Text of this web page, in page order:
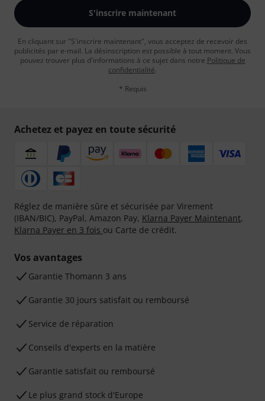
S'inscrire maintenant
En cliquant sur "S'inscrire maintenant", vous acceptez de recevoir des
publicités par e-mail. La désinscription est possible à tout moment. Vous
pouvez trouver plus d'informations à ce sujet dans notre Politique de
confidentialité.
* Requis
Achetez et payez en toute sécurité
Réglez de manière sûre et sécurisée par Virement
(IBAN/BIC), PayPal, Amazon Pay, Klarna Payer Maintenant,
Klarna Payer en 3 fois ou Carte de crédit.
Vos avantages
Ga­ran­tie Thomann 3 ans
Garantie 30 jours satisfait ou remboursé
Service de réparation
Conseils d'experts en la matière
Garantie satisfait ou remboursé
Le plus grand stock d'Europe